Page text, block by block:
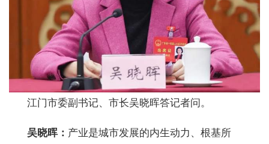
江门市委副书记、市长吴晓晖答记者问。
吴晓晖： 产业是城市发展的内生动力、根基所